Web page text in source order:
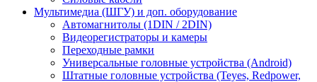
Мультимедиа (ШГУ) и доп. оборудование
Автомагнитолы (1DIN / 2DIN)
Видеорегистраторы и камеры
Переходные рамки
Универсальные головные устройства (Android)
Штатные головные устройства (Teyes, Redpower,